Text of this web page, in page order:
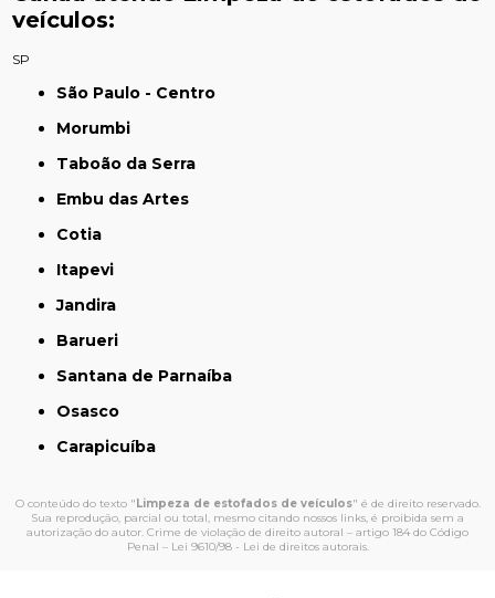
veículos:
SP
São Paulo - Centro
Morumbi
Taboão da Serra
Embu das Artes
Cotia
Itapevi
Jandira
Barueri
Santana de Parnaíba
Osasco
Carapicuíba
O conteúdo do texto "Limpeza de estofados de veículos" é de direito reservado.
Sua reprodução, parcial ou total, mesmo citando nossos links, é proibida sem a
autorização do autor. Crime de violação de direito autoral – artigo 184 do Código
Penal – Lei 9610/98 - Lei de direitos autorais.